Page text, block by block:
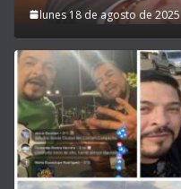
lunes 18 de agosto de 2025